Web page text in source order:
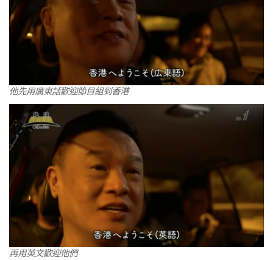
他先用廣東話歡迎節目組到香港
再用英文歡迎他們